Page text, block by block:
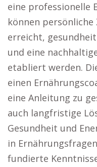
eine professionelle
können
erreicht,
und eine
etabliert werden.
einen
eine Anleitung zu
auch langfristige
Gesundheit und
in
fundierte